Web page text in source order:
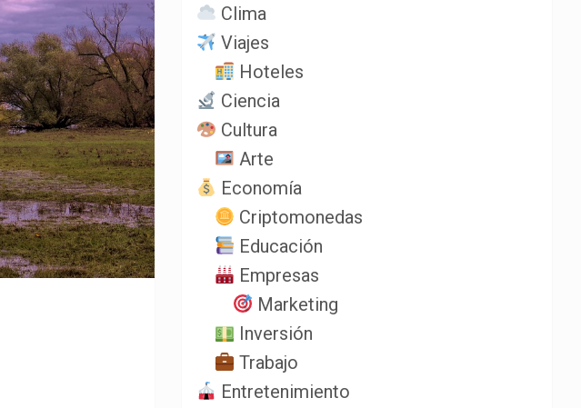
Clima
Viajes
Hoteles
Ciencia
Cultura
Arte
Economía
Criptomonedas
Educación
Empresas
Marketing
Inversión
Trabajo
Entretenimiento